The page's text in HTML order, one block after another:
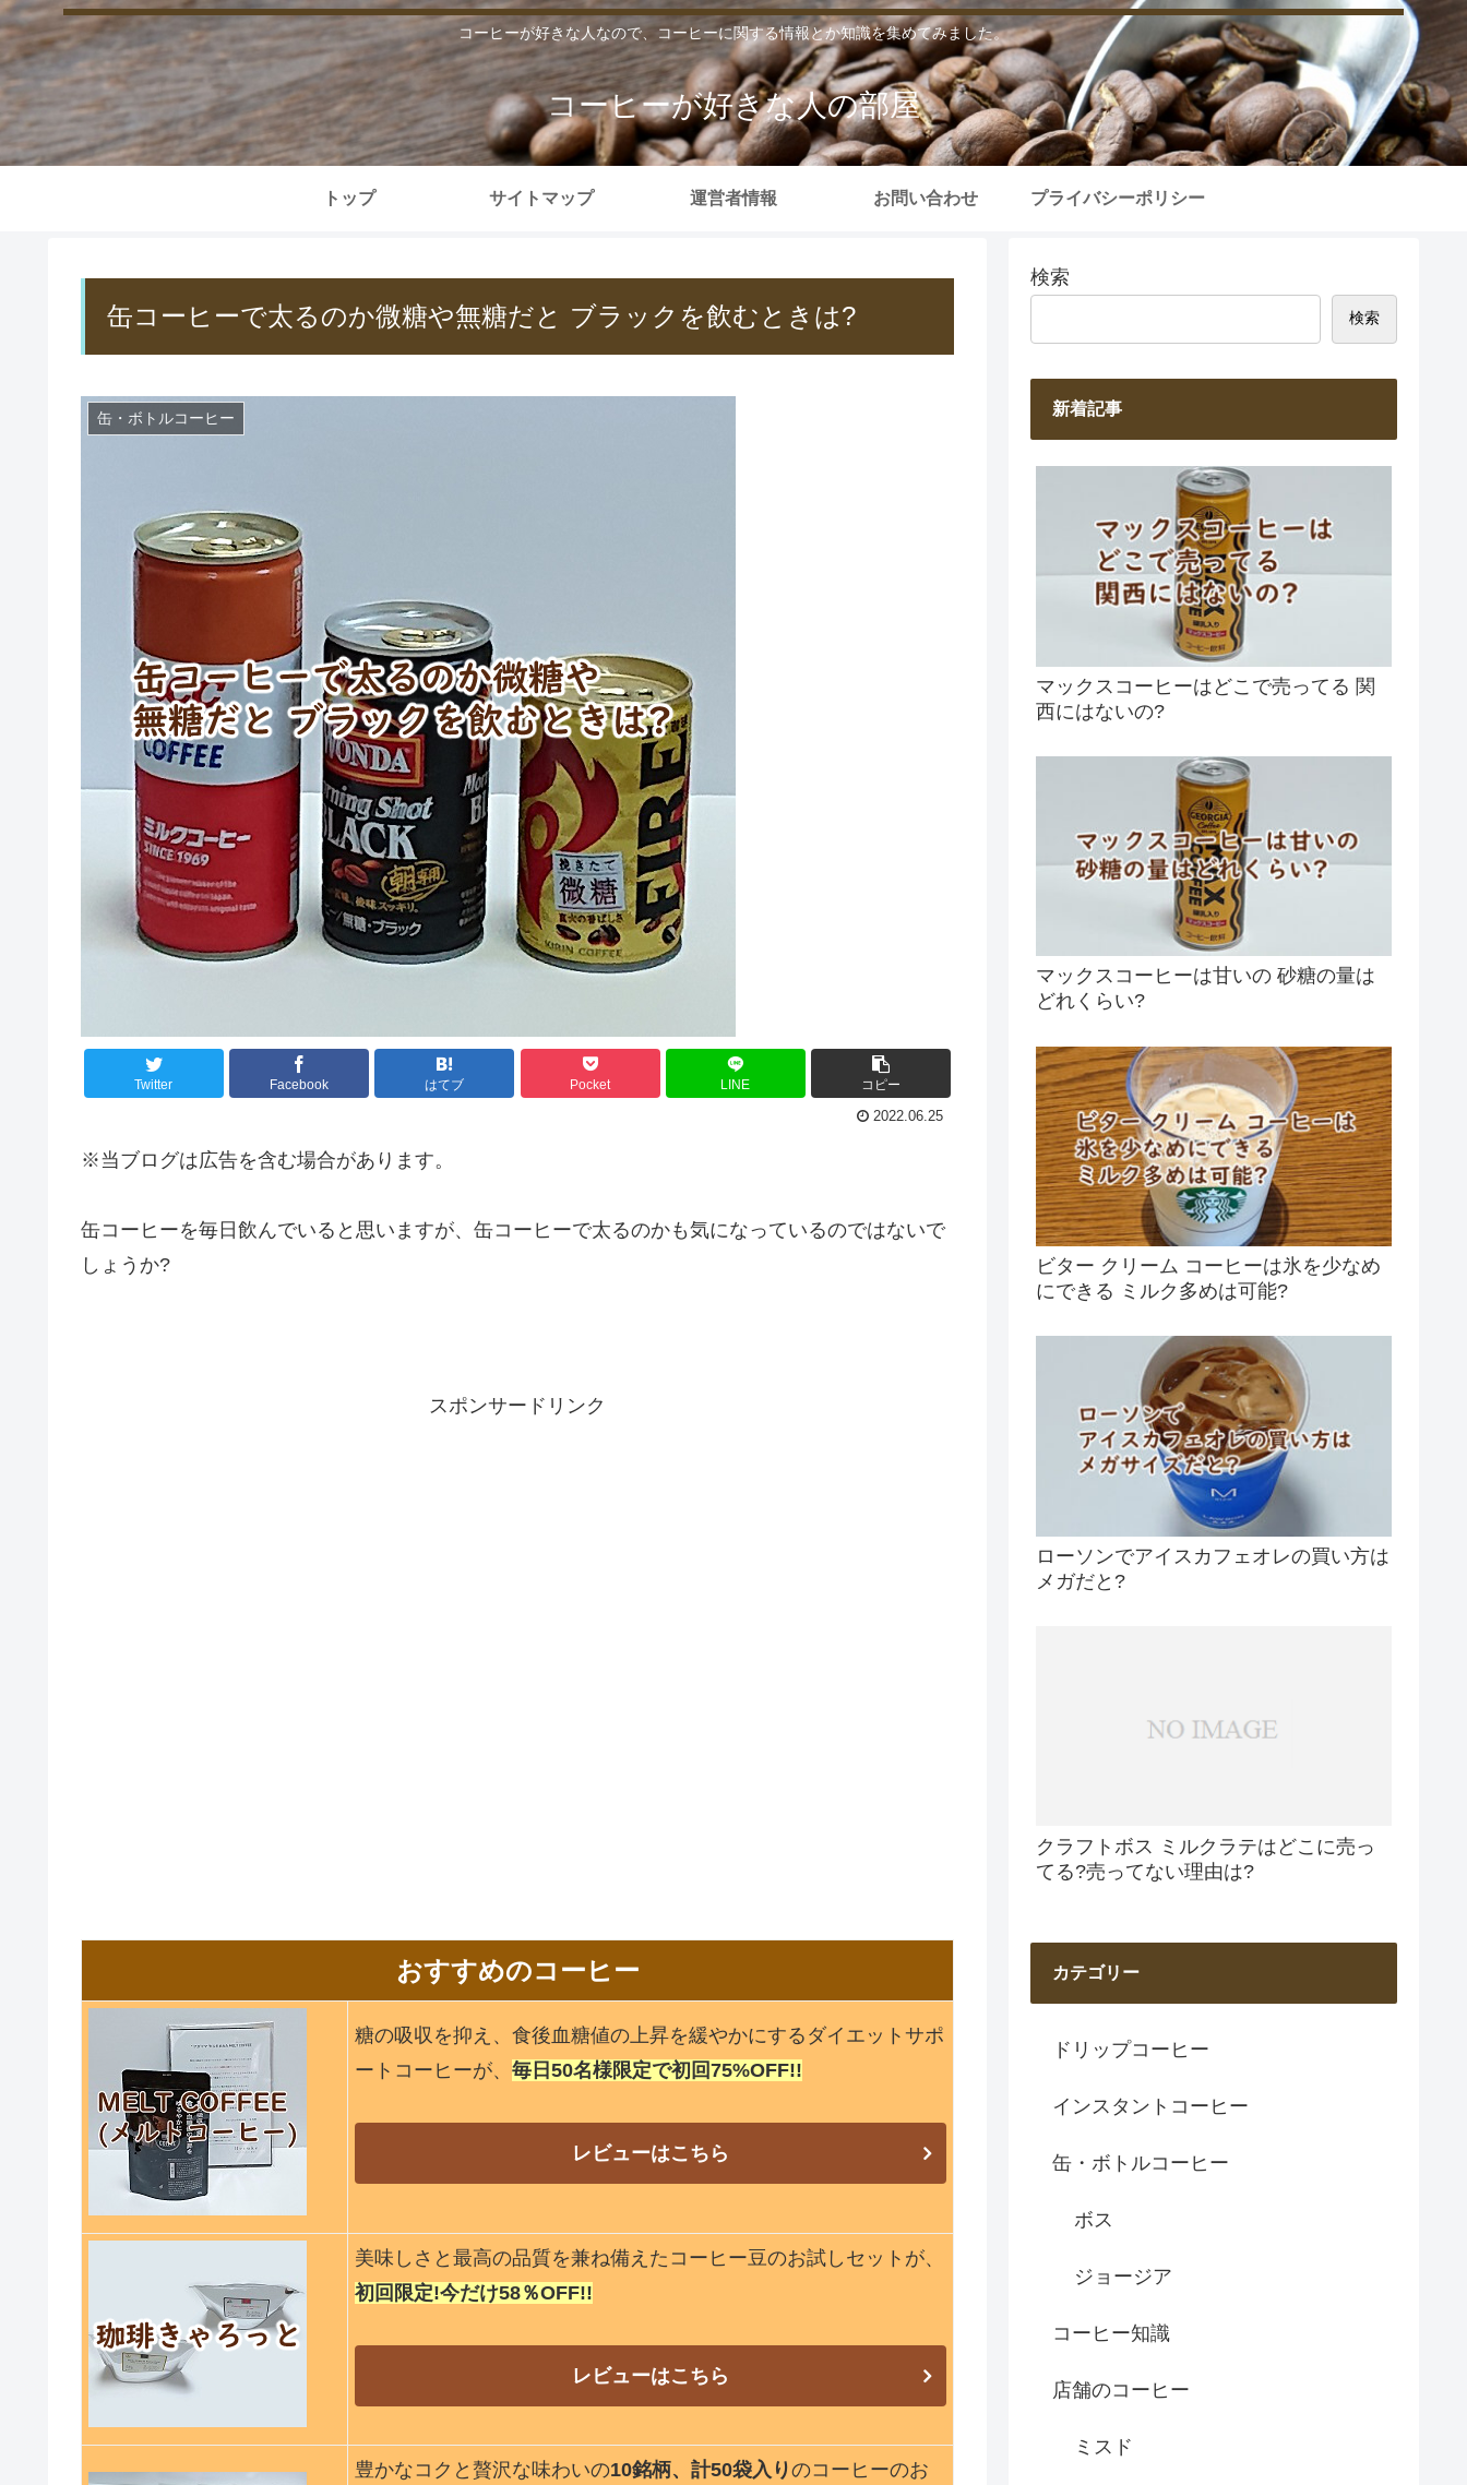
コーヒーが好きな人なので、コーヒーに関する情報とか知識を集めてみました。
コーヒーが好きな人の部屋
トップ サイトマップ 運営者情報 お問い合わせ プライバシーポリシー
缶コーヒーで太るのか微糖や無糖だと ブラックを飲むときは?
缶・ボトルコーヒー
Twitter Facebook はてブ Pocket LINE コピー
2022.06.25
※当ブログは広告を含む場合があります。
缶コーヒーを毎日飲んでいると思いますが、缶コーヒーで太るのかも気になっているのではないで
しょうか?
スポンサードリンク
おすすめのコーヒー
糖の吸収を抑え、食後血糖値の上昇を緩やかにするダイエットサポ
ートコーヒーが、 毎日50名様限定で初回75%OFF!!
レビューはこちら
美味しさと最高の品質を兼ね備えたコーヒー豆のお試しセットが、
初回限定!今だけ58％OFF!!
レビューはこちら
豊かなコクと贅沢な味わいの10銘柄、計50袋入りのコーヒーのお
検索
検索
新着記事
マックスコーヒーはどこで売ってる 関
西にはないの?
マックスコーヒーは甘いの 砂糖の量は
どれくらい?
ビター クリーム コーヒーは氷を少なめ
にできる ミルク多めは可能?
ローソンでアイスカフェオレの買い方は
メガだと?
クラフトボス ミルクラテはどこに売っ
てる?売ってない理由は?
カテゴリー
ドリップコーヒー
インスタントコーヒー
缶・ボトルコーヒー
ボス
ジョージア
コーヒー知識
店舗のコーヒー
ミスド